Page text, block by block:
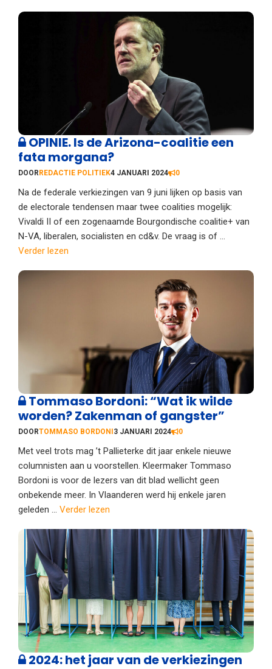
OPINIE. Is de Arizona-coalitie een
fata morgana?
DOORREDACTIE POLITIEK4 JANUARI 2024 0
Na de federale verkiezingen van 9 juni lijken op basis van
de electorale tendensen maar twee coalities mogelijk:
Vivaldi II of een zogenaamde Bourgondische coalitie+ van
N-VA, liberalen, socialisten en cd&v. De vraag is of ...
Verder lezen
Tommaso Bordoni: “Wat ik wilde
worden? Zakenman of gangster”
DOORTOMMASO BORDONI3 JANUARI 2024 0
Met veel trots mag ’t Pallieterke dit jaar enkele nieuwe
columnisten aan u voorstellen. Kleermaker Tommaso
Bordoni is voor de lezers van dit blad wellicht geen
onbekende meer. In Vlaanderen werd hij enkele jaren
geleden ... Verder lezen
2024: het jaar van de verkiezingen